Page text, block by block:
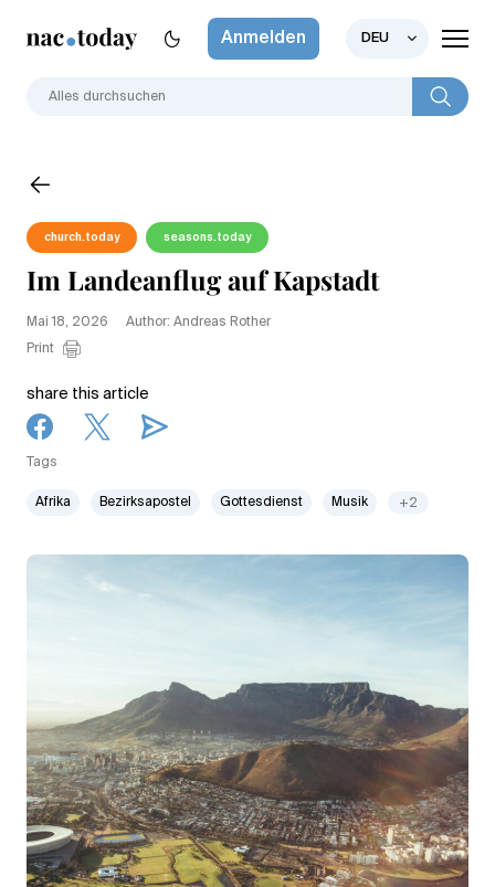
Anmelden DEU
church.today seasons.today
Im Landeanflug auf Kapstadt
Mai 18, 2026
Author: Andreas Rother
Print
share this article
Tags
Afrika Bezirksapostel Gottesdienst Musik +2